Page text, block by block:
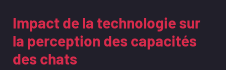
Impact de la technologie sur
la perception des capacités
des chats